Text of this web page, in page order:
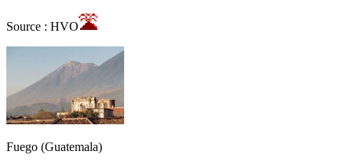
Source : HVO
Fuego (Guatemala)